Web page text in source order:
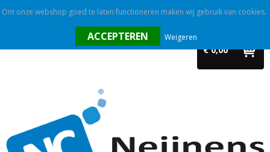
€ 0,00
Promotietextiel
Tassen
Om onze webshop goed te laten functioneren maken wij gebruik van cookies.
Weigeren